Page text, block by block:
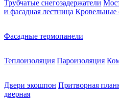
Трубчатые снегозадержатели
и фасадная лестница Кровельные
Фасадные термопанели
Теплоизоляция Пароизоляция
Двери экошпон Притворная
дверная